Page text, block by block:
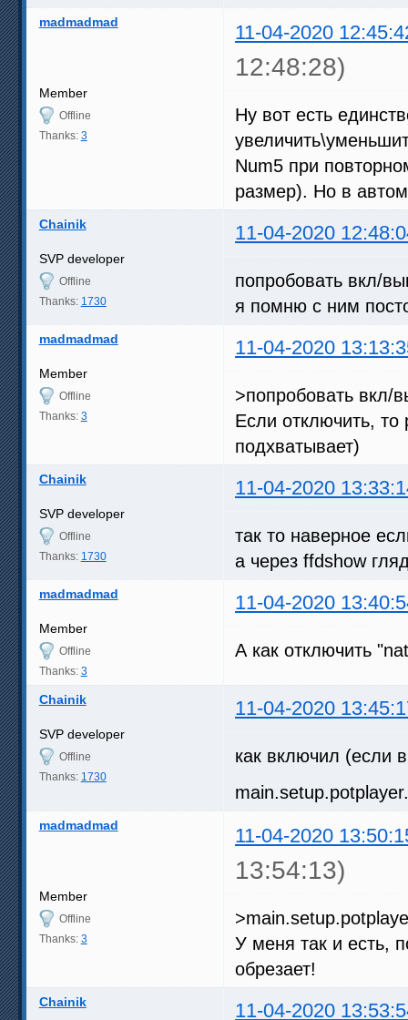
madmadmad 11-04-2020
12:48:28)
Member
Offline
Thanks: 3
Ну вот есть
Num5 при
размер). Но в
Chainik 11-04-2020
SVP developer
Offline
Thanks: 1730
попробовать вкл/
я помню с ним
madmadmad 11-04-2020
Member
Offline
Thanks: 3
>попробовать вкл/
Если отключить,
подхватывает)
Chainik 11-04-2020
SVP developer
Offline
Thanks: 1730
так то наверное
а через ffdshow
madmadmad 11-04-2020
Member
Offline
Thanks: 3
А как отключить
Chainik 11-04-2020
SVP developer
Offline
Thanks: 1730
как включил (если
madmadmad 11-04-2020
13:54:13)
Member
Offline
Thanks: 3
У меня так и есть,
обрезает!
Chainik 11-04-2020